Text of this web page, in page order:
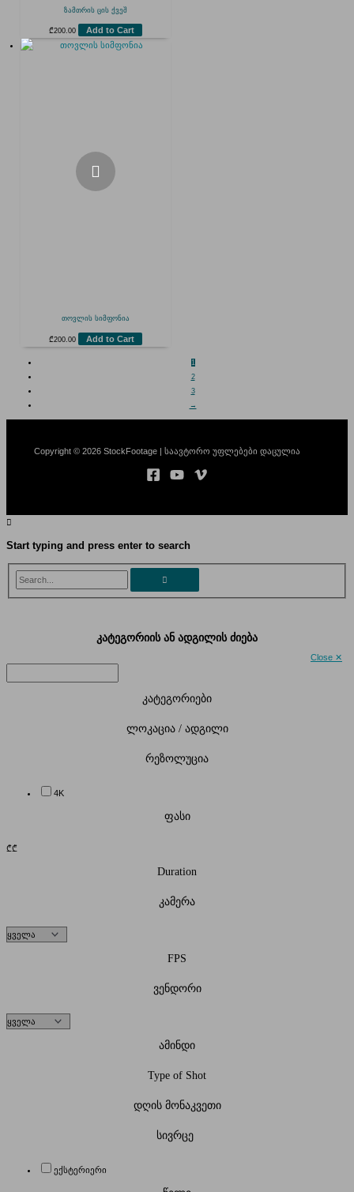
ზამთრის ცის ქვეშ
₾200.00 Add to Cart
თოვლის სიმფონია
₾200.00 Add to Cart
1
2
3
→
Copyright © 2026 StockFootage | საავტორო უფლებები დაცულია
Start typing and press enter to search
Search...
Close ✕
კატეგორიის ან ადგილის ძიება
კატეგორიები
ლოკაცია / ადგილი
რეზოლუცია
4K
ფასი
₾₾
Duration
კამერა
FPS
ვენდორი
ამინდი
Type of Shot
დღის მონაკვეთი
სივრცე
ექსტერიერი